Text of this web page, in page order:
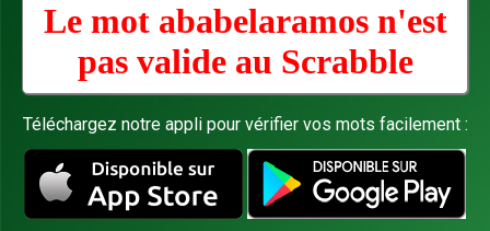
Le mot ababelaramos n'est
pas valide au Scrabble
Téléchargez notre appli pour vérifier vos mots facilement :